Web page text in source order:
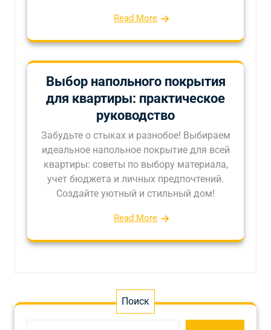
Read More
Выбор напольного покрытия
для квартиры: практическое
руководство
Забудьте о стыках и разнобое! Выбираем
идеальное напольное покрытие для всей
квартиры: советы по выбору материала,
учет бюджета и личных предпочтений.
Создайте уютный и стильный дом!
Read More
Поиск